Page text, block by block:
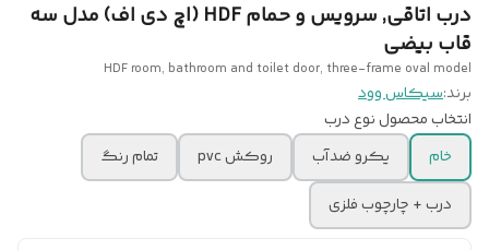
درب اتاقی, سرویس و حمام HDF (اچ‌ دی‌ اف) مدل سه
قاب بیضی
HDF room, bathroom and toilet door, three-frame oval model
برند:سیکاس وود
انتخاب محصول نوع درب
خام
یکرو ضدآب روکش pvc
تمام رنگ
درب + چارچوب فلزی